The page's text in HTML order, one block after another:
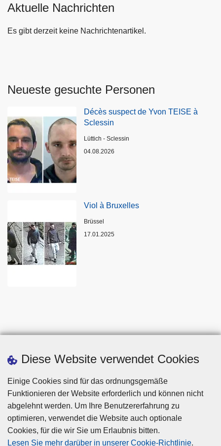
Diese Website verwendet Cookies
Einige Cookies sind für das ordnungsgemäße
Funktionieren der Website erforderlich und können nicht
abgelehnt werden. Um Ihre Benutzererfahrung zu
optimieren, verwendet die Website auch optionale
Cookies, für die wir Sie um Erlaubnis bitten.
Lesen Sie mehr darüber in unserer Cookie-Richtlinie.
Aktuelle Nachrichten
Es gibt derzeit keine Nachrichtenartikel.
Neueste gesuchte Personen
Décès suspect de Yvon TEISE à
Sclessin
Standort
Lüttich - Sclessin
04.08.2026
Viol à Bruxelles
Standort
Brüssel
17.01.2025
Disclaimer